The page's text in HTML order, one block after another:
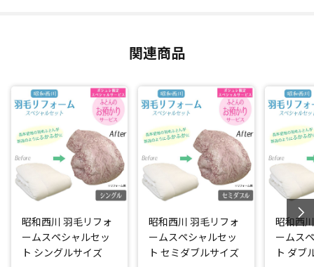
完成時には昭和西川の名前付き品質表示を付けてお届けしま
「ふとんのお預かりサービス」をセットにした日テレポシュ
レだけのスペシャルセット！
綺麗に仕立て直した羽毛ふとんを一時的にお預かりします。
*：ニッセンケン品質評価センター調べ
関連商品
昭和西川 羽毛リフォ
ームスペシャルセッ
ト シングルサイズ
昭和西川 羽毛リフォ
ームスペシャルセッ
ト セミダブルサイズ
昭和西
ームス
ト ダブ